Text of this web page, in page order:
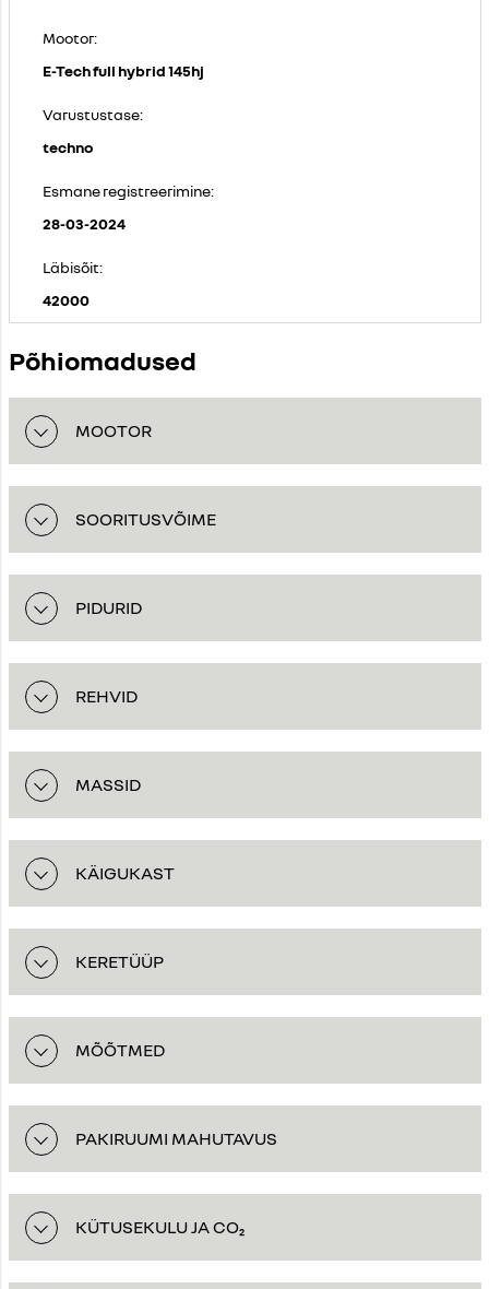
Mootor:
E-Tech full hybrid 145hj
Varustustase:
techno
Esmane registreerimine:
28-03-2024
Läbisõit:
42000
Põhiomadused
MOOTOR
SOORITUSVÕIME
PIDURID
REHVID
MASSID
KÄIGUKAST
KERETÜÜP
MÕÕTMED
PAKIRUUMI MAHUTAVUS
KÜTUSEKULU JA CO₂